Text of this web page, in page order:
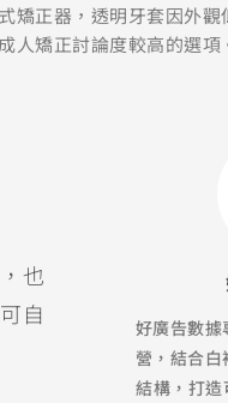
矯正器，透明牙套因外
人矯正討論度較高的選項
也
自
好廣告數據
營，結合
結構，打